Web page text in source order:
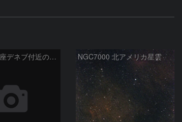
はくちょう座デネブ付近の空域 260720 NGC7000 北アメリカ星雲